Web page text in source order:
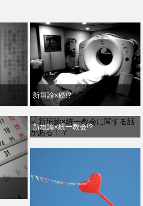
新垣諭×癌!?
新垣諭×統一教会!?